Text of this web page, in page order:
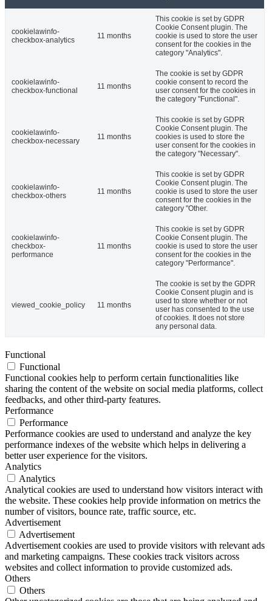
cookielawinfo-
checkbox-analytics
11 months
This cookie is set by GDPR
Cookie Consent plugin. The
cookie is used to store the user
consent for the cookies in the
category "Analytics".
cookielawinfo-
checkbox-functional
11 months
The cookie is set by GDPR
cookie consent to record the
user consent for the cookies in
the category "Functional".
cookielawinfo-
checkbox-necessary
11 months
This cookie is set by GDPR
Cookie Consent plugin. The
cookies is used to store the
user consent for the cookies in
the category "Necessary".
cookielawinfo-
checkbox-others
11 months
This cookie is set by GDPR
Cookie Consent plugin. The
cookie is used to store the user
consent for the cookies in the
category "Other.
cookielawinfo-
checkbox-
performance
11 months
This cookie is set by GDPR
Cookie Consent plugin. The
cookie is used to store the user
consent for the cookies in the
category "Performance".
viewed_cookie_policy 11 months
The cookie is set by the GDPR
Cookie Consent plugin and is
used to store whether or not
user has consented to the use
of cookies. It does not store
any personal data.
Functional
Functional
Functional cookies help to perform certain functionalities like
sharing the content of the website on social media platforms, collect
feedbacks, and other third-party features.
Performance
Performance
Performance cookies are used to understand and analyze the key
performance indexes of the website which helps in delivering a
better user experience for the visitors.
Analytics
Analytics
Analytical cookies are used to understand how visitors interact with
the website. These cookies help provide information on metrics the
number of visitors, bounce rate, traffic source, etc.
Advertisement
Advertisement
Advertisement cookies are used to provide visitors with relevant ads
and marketing campaigns. These cookies track visitors across
websites and collect information to provide customized ads.
Others
Others